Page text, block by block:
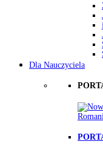
Dla Nauczyciela